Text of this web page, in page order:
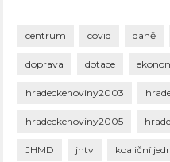
centrum covid daně
doprava dotace
hradeckenoviny2003
hradeckenoviny2005
JHMD jhtv koaliční